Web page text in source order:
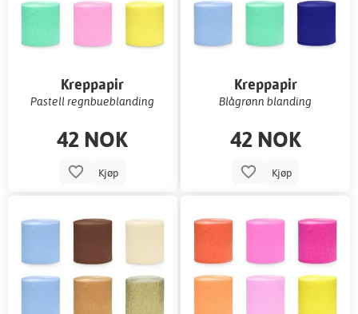
Kreppapir
Pastell regnbueblanding
42 NOK
Kjøp
Kreppapir
Blågrønn blanding
42 NOK
Kjøp